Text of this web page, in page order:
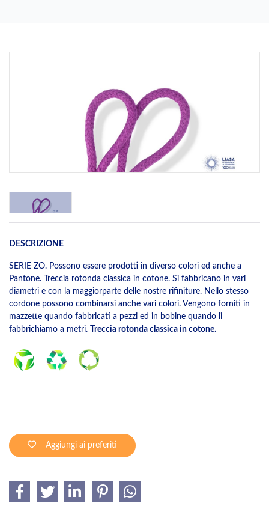
DESCRIZIONE
SERIE ZO. Possono essere prodotti in diverso colori ed anche a
Pantone. Treccia rotonda classica in cotone. Si fabbricano in vari
diametri e con la maggiorparte delle nostre rifiniture. Nello stesso
cordone possono combinarsi anche vari colori. Vengono forniti in
mazzette quando fabbricati a pezzi ed in bobine quando li
fabbrichiamo a metri. Treccia rotonda classica in cotone.
Aggiungi ai preferiti